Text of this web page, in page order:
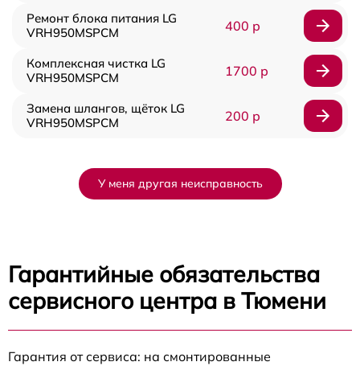
Ремонт блока питания LG
VRH950MSPCM
400 р
Комплексная чистка LG
VRH950MSPCM
1700 р
Замена шлангов, щёток LG
VRH950MSPCM
200 р
У меня другая неисправность
Гарантийные обязательства
сервисного центра в Тюмени
Гарантия от сервиса: на смонтированные